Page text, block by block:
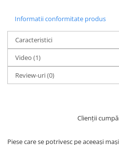
Informatii conformitate produs
Caracteristici
Video (1)
Review-uri(0)
Clienții
Piese care se potrivesc pe aceeași